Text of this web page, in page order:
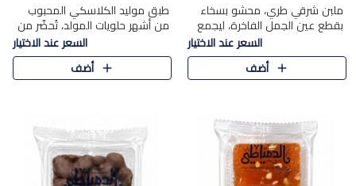
ملبن شرقي طري، محشو بسخاء
بقطع عين الجمل الفاخرة، ليجمع
بين القوام الناعم وقرمشة الجوز
في مذاق شرقي أصيل.
السعر عند الاختيار
أضف
طبق موليد الكلاسكي المحبوب
من أشهر حلويات المولد، تُحضّر من
فول سوداني محمص بعناية
ومغلف بطبقة رقيقة من السكر
المكرمل، لتمنحك قرمشة أصيلة
السعر عند الاختيار
أضف